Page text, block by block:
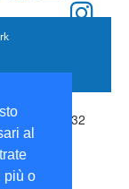
al
più o
8 20132
2925